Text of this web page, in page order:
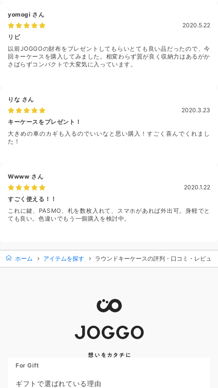
yomogi さん
2020.5.22
リピ
以前JOGGOの財布をプレゼントしてもらいとても良い品だったので、今
回キーケースを購入してみました。相変わらず質が良く収納力はあるがか
さばらずコンパクトで大変気に入っています。
りな さん
2020.3.23
キーケースをプレゼント！
大きめの車のカギも入るのでいいなと思い購入！すごく喜んでくれまし
た！
Wwww さん
2020.1.22
すごく使える！！
これに鍵、PASMO、札を数枚入れて、スマホがあれば外出可。身軽でと
ても良い。色違いでもう一個購入を検討中。
ホーム アイテムを探す ラウンドキーケースの評判・口コミ・レビュー
For Gift
ギフトで選ばれている理由